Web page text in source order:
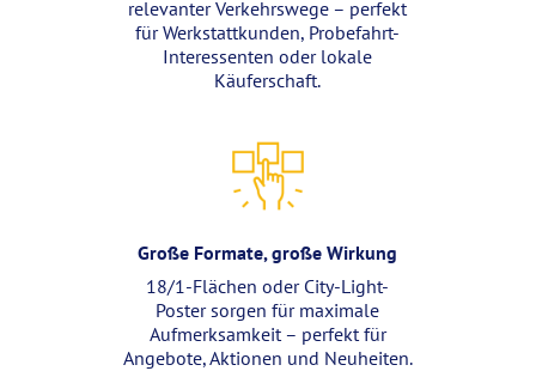
relevanter Verkehrswege – perfekt
für Werkstattkunden, Probefahrt-
Interessenten oder lokale
Käuferschaft.
Große Formate, große Wirkung
18/1-Flächen oder City-Light-
Poster sorgen für maximale
Aufmerksamkeit – perfekt für
Angebote, Aktionen und Neuheiten.